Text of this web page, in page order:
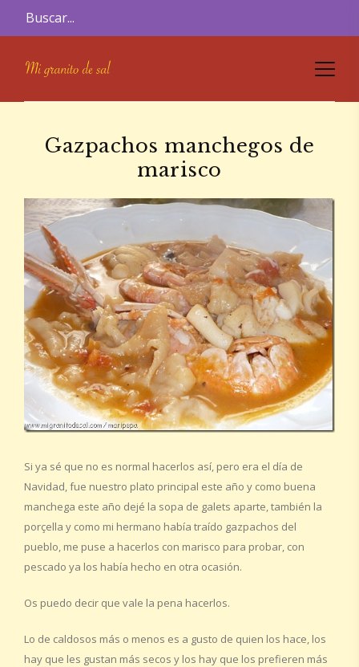
Gazpachos manchegos de
marisco
Si ya sé que no es normal hacerlos así, pero era el día de
Navidad, fue nuestro plato principal este año y como buena
manchega este año dejé la sopa de galets aparte, también la
porçella y como mi hermano había traído gazpachos del
pueblo, me puse a hacerlos con marisco para probar, con
pescado ya los había hecho en otra ocasión.
Os puedo decir que vale la pena hacerlos.
Lo de caldosos más o menos es a gusto de quien los hace, los
hay que les gustan más secos y los hay que los prefieren más